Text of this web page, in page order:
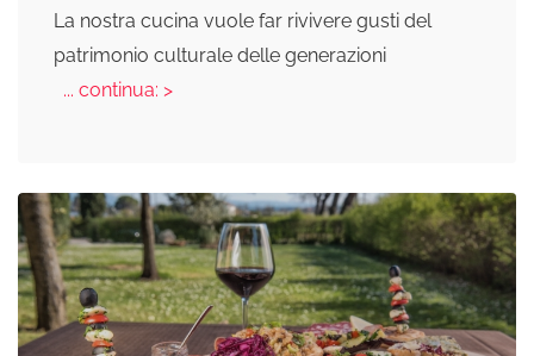
La nostra cucina vuole far rivivere gusti del
patrimonio culturale delle generazioni
... continua: >